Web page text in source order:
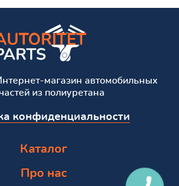
магазин автомобильных
из полиуретана
конфиденциальности
Каталог
Про нас
КНОПКА